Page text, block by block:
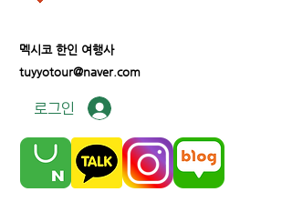
멕시코 한인 여행사
tuyyotour@naver.com
로그인